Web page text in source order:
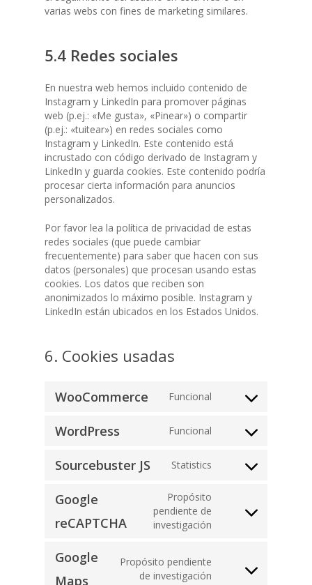
varias webs con fines de marketing similares.
5.4 Redes sociales
En nuestra web hemos incluido contenido de
Instagram y LinkedIn para promover páginas
web (p.ej.: «Me gusta», «Pinear») o compartir
(p.ej.: «tuitear») en redes sociales como
Instagram y LinkedIn. Este contenido está
incrustado con código derivado de Instagram y
LinkedIn y guarda cookies. Este contenido podría
procesar cierta información para anuncios
personalizados.
Por favor lea la política de privacidad de estas
redes sociales (que puede cambiar
frecuentemente) para saber que hacen con sus
datos (personales) que procesan usando estas
cookies. Los datos que reciben son
anonimizados lo máximo posible. Instagram y
LinkedIn están ubicados en los Estados Unidos.
6. Cookies usadas
WooCommerce Funcional
Consent
service
WordPress Funcional
Consent
service
Sourcebuster JS Statistics
Consent
sourcebuster-
Google
reCAPTCHA
Propósito
pendiente de
investigación
Consent
recaptcha
Google
Maps
Propósito pendiente
de investigación
Consent
Home
Productos